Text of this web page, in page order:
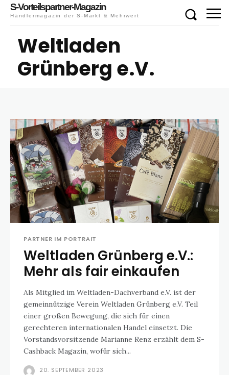
S-Vorteilspartner-Magazin
Händlermagazin der S-Markt & Mehrwert
Weltladen
Grünberg e.V.
PARTNER IM PORTRAIT
Weltladen Grünberg e.V.:
Mehr als fair einkaufen
Als Mitglied im Weltladen-Dachverband e.V. ist der
gemeinnützige Verein Weltladen Grünberg e.V. Teil
einer großen Bewegung, die sich für einen
gerechteren internationalen Handel einsetzt. Die
Vorstandsvorsitzende Marianne Renz erzählt dem S-
Cashback Magazin, wofür sich...
20. SEPTEMBER 2023